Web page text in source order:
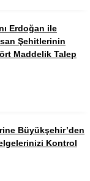
Erdoğan ile
Şehitlerinin
Maddelik Talep
Büyükşehir’den
Kontrol